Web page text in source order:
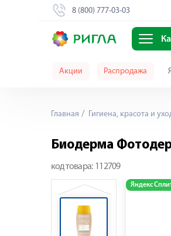
8 (800) 777-03-03
Акции Распродажа
Главная Гигиена, красота и
Биодерма
код товара: 112709
Яндекс